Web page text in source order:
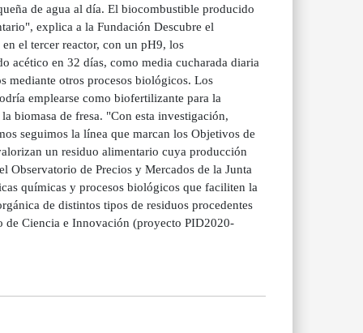
de agua al día. El biocombustible producido
explica a la Fundación Descubre el
el tercer reactor, con un pH9, los
acético en 32 días, como media cucharada diaria
mediante otros procesos biológicos. Los
emplearse como biofertilizante para la
biomasa de fresa. "Con esta investigación,
seguimos la línea que marcan los Objetivos de
un residuo alimentario cuya producción
Observatorio de Precios y Mercados de la Junta
químicas y procesos biológicos que faciliten la
de distintos tipos de residuos procedentes
de Ciencia e Innovación (proyecto PID2020-